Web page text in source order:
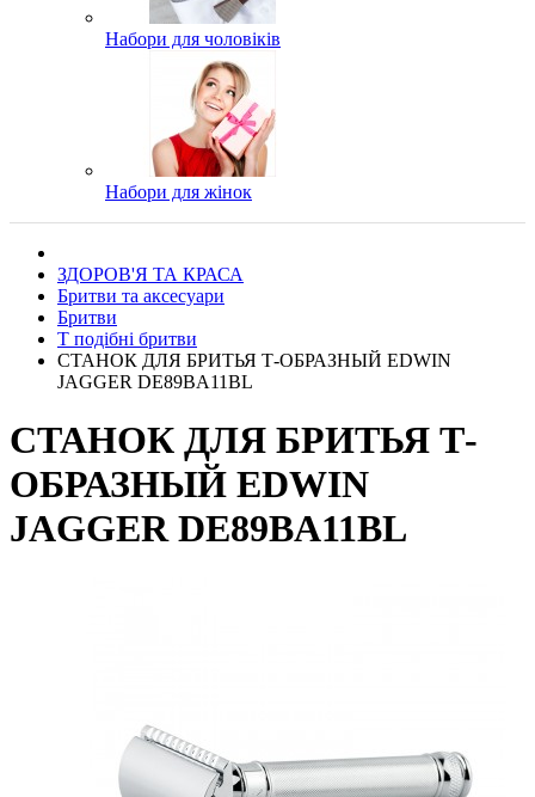
Набори для чоловіків
Набори для жінок
ЗДОРОВ'Я ТА КРАСА
Бритви та аксесуари
Бритви
Т подібні бритви
СТАНОК ДЛЯ БРИТЬЯ Т-ОБРАЗНЫЙ EDWIN
JAGGER DE89BA11BL
СТАНОК ДЛЯ БРИТЬЯ Т-
ОБРАЗНЫЙ EDWIN
JAGGER DE89BA11BL